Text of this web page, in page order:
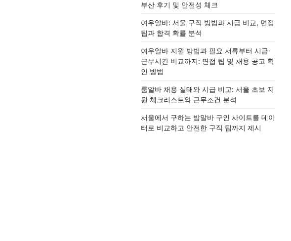
부산 후기 및 안전성 체크
여우알바: 서울 구직 방법과 시급 비교, 면접
팁과 합격 확률 분석
여우알바 지원 방법과 필요 서류부터 시급·
근무시간 비교까지: 면접 팁 및 채용 공고 확
인 방법
룸알바 채용 실태와 시급 비교: 서울 초보 지
원 체크리스트와 근무조건 분석
서울에서 구하는 밤알바 구인 사이트를 데이
터로 비교하고 안전한 구직 팁까지 제시